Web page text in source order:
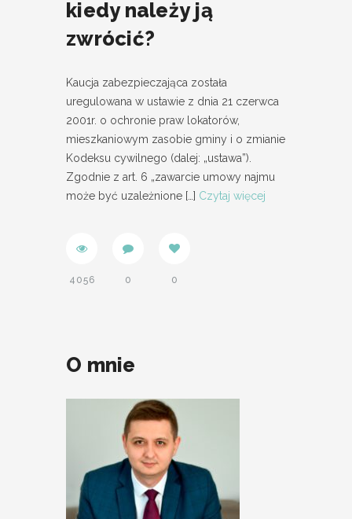
kiedy należy ją
zwrócić?
Kaucja zabezpieczająca została
uregulowana w ustawie z dnia 21 czerwca
2001r. o ochronie praw lokatorów,
mieszkaniowym zasobie gminy i o zmianie
Kodeksu cywilnego (dalej: „ustawa”).
Zgodnie z art. 6 „zawarcie umowy najmu
może być uzależnione […] Czytaj więcej
4056 0 0
O mnie